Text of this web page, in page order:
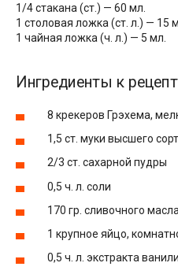
1/4 стакана (ст.) — 60 мл.
1 столовая ложка (ст. л.) — 15
1 чайная ложка (ч. л.) — 5 мл.
Ингредиенты к
8 крекеров Грэхема,
1,5 ст. муки высшего
2/3 ст. сахарной пудры
0,5 ч. л. соли
170 гр. сливочного
1 крупное яйцо,
0,5 ч. л. экстракта ванили